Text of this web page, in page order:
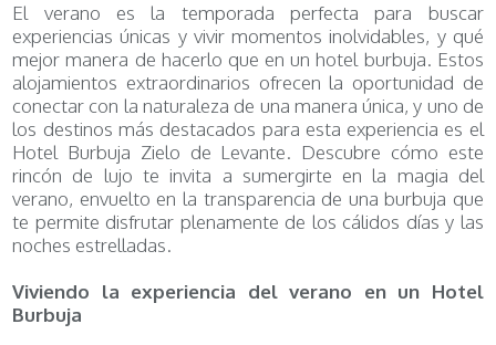
El verano es la temporada perfecta para buscar
experiencias únicas y vivir momentos inolvidables, y qué
mejor manera de hacerlo que en un hotel burbuja. Estos
alojamientos extraordinarios ofrecen la oportunidad de
conectar con la naturaleza de una manera única, y uno de
los destinos más destacados para esta experiencia es el
Hotel Burbuja Zielo de Levante. Descubre cómo este
rincón de lujo te invita a sumergirte en la magia del
verano, envuelto en la transparencia de una burbuja que
te permite disfrutar plenamente de los cálidos días y las
noches estrelladas.
Viviendo la experiencia del verano en un Hotel
Burbuja